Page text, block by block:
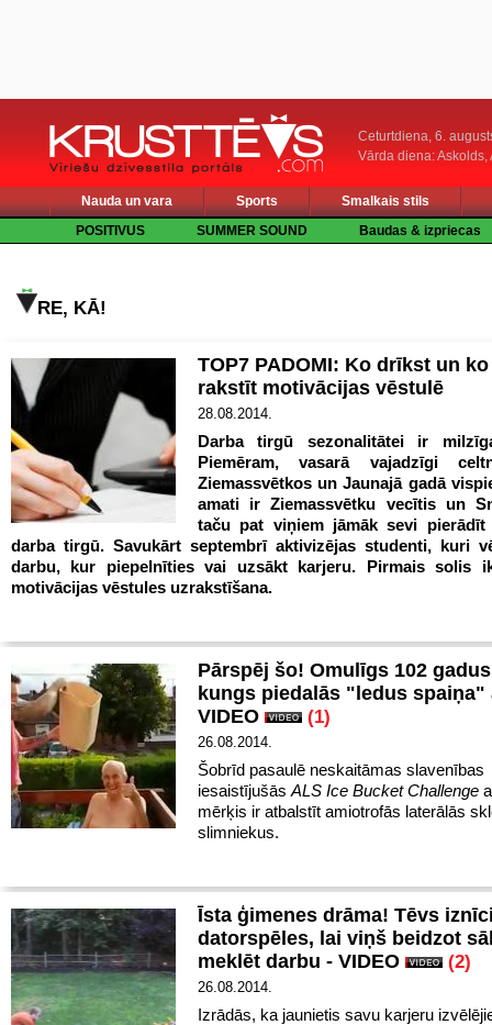
Ceturtdiena, 6.
Vārda diena: Askolds,
Nauda un vara Sports
Smalkais stils
POSITIVUS
SUMMER SOUND Baudas & izpriecas
RE, KĀ!
TOP7 PADOMI: Ko drīkst un
rakstīt motivācijas vēstulē
28.08.2014.
Darba tirgū sezonalitātei ir
Piemēram, vasarā vajadzīgi
Ziemassvētkos un Jaunajā gadā
amati ir Ziemassvētku vecītis un
taču pat viņiem jāmāk sevi pierādīt
darba tirgū. Savukārt septembrī aktivizējas studenti, kuri
darbu, kur piepelnīties vai uzsākt karjeru. Pirmais solis
motivācijas vēstules uzrakstīšana.
Pārspēj šo! Omulīgs 102
kungs piedalās "ledus spaiņa"
VIDEO
(1)
26.08.2014.
Šobrīd pasaulē neskaitāmas slavenības
iesaistījušās ALS Ice Bucket Challenge
mērķis ir atbalstīt amiotrofās laterālās
slimniekus.
Īsta ģimenes drāma! Tēvs
datorspēles, lai viņš beidzot
meklēt darbu - VIDEO
(2)
26.08.2014.
Izrādās, ka jaunietis savu karjeru